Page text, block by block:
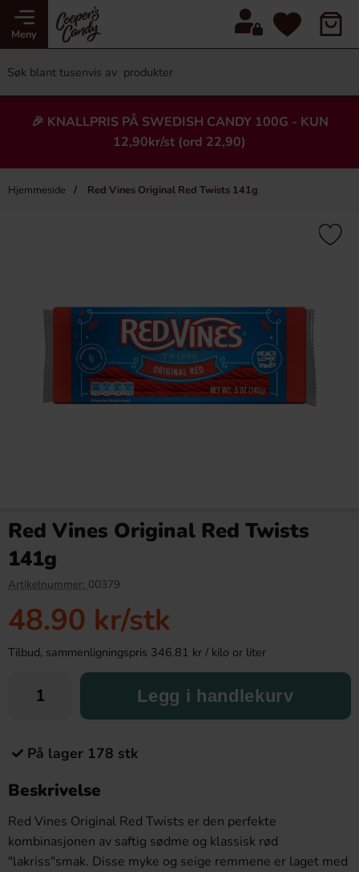
Meny
🎉 KNALLPRIS PÅ SWEDISH CANDY 100G - KUN
12,90kr/st (ord 22,90)
Hjemmeside Red Vines Original Red Twists 141g
×
Köp
Red Vines Original Red Twists
141g
Artikelnummer: 00379
48.90 kr/stk
Tilbud, sammenligningspris 346.81 kr / kilo or liter
Legg i handlekurv
På lager 178 stk
Beskrivelse
Red Vines Original Red Twists er den perfekte
kombinasjonen av saftig sødme og klassisk rød
"lakriss"smak. Disse myke og seige remmene er laget med